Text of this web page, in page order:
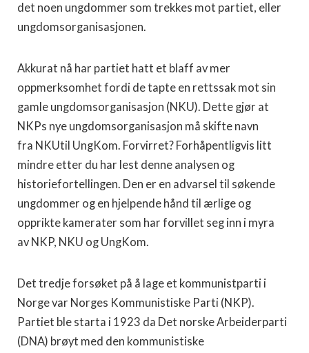
det noen ungdommer som trekkes mot partiet, eller
ungdomsorganisasjonen.
Akkurat nå har partiet hatt et blaff av mer
oppmerksomhet fordi de tapte en rettssak mot sin
gamle ungdomsorganisasjon (NKU). Dette gjør at
NKPs nye ungdomsorganisasjon må skifte navn
fra NKUtil UngKom. Forvirret? Forhåpentligvis litt
mindre etter du har lest denne analysen og
historiefortellingen. Den er en advarsel til søkende
ungdommer og en hjelpende hånd til ærlige og
opprikte kamerater som har forvillet seg inn i myra
av NKP, NKU og UngKom.
Det tredje forsøket på å lage et kommunistparti i
Norge var Norges Kommunistiske Parti (NKP).
Partiet ble starta i 1923 da Det norske Arbeiderparti
(DNA) brøyt med den kommunistiske